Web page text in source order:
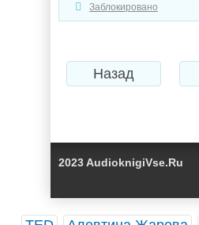
Заблокировано
Назад
2023 AudioknigiVse.Ru